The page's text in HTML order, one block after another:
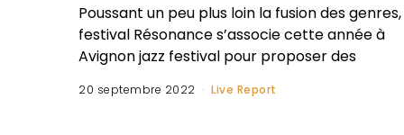
Poussant un peu plus loin la fusion des
festival Résonance s’associe cette année à
Avignon jazz festival pour proposer des
20 septembre 2022 Live Report